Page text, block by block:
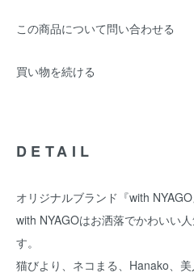
この商品について問い合わせる
買い物を続ける
DETAIL
オリジナルブランド『with
with NYAGOはお洒落でかわいい
す。
猫びより、ネコまる、Hanako、